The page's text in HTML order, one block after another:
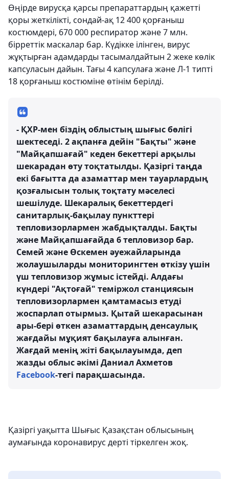
Өңірде вирусқа қарсы препараттардың қажетті
қоры жеткілікті, сондай-ақ 12 400 қорғаныш
костюмдері, 670 000 респиратор және 7 млн.
бірреттік маскалар бар. Күдікке ілінген, вирус
жұқтырған адамдарды тасымалдайтын 2 жеке көлік
капсуласын дайын. Тағы 4 капсулаға және Л-1 типті
18 қорғаныш костюміне өтінім берілді.
- ҚХР-мен біздің облыстың шығыс бөлігі
шектеседі. 2 ақпанға дейін "Бақты" және
"Майқапшағай" кеден бекеттері арқылы
шекарадан өту тоқтатылды. Қазіргі таңда
екі бағытта да азаматтар мен тауарлардың
қозғалысын толық тоқтату мәселесі
шешілуде. Шекаралық бекеттердегі
санитарлық-бақылау пункттері
тепловизорлармен жабдықталды. Бақты
және Майқапшағайда 6 тепловизор бар.
Семей және Өскемен әуежайларында
жолаушыларды мониторингтен өткізу үшін
үш тепловизор жұмыс істейді. Алдағы
күндері "Ақтоғай" теміржол станциясын
тепловизорлармен қамтамасыз етуді
жоспарлап отырмыз. Қытай шекарасынан
ары-бері өткен азаматтардың денсаулық
жағдайы мұқият бақылауға алынған.
Жағдай менің жіті бақылауымда, деп
жазды облыс әкімі Даниал Ахметов
Facebook-тегі парақшасында.
Қазіргі уақытта Шығыс Қазақстан облысының
аумағында коронавирус дерті тіркелген жоқ.